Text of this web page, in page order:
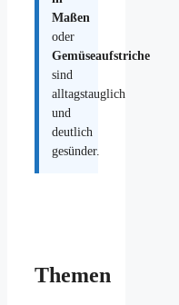
Maßen
oder
Gemüseaufstriche
sind
alltagstauglich
und
deutlich
gesünder.
Themen